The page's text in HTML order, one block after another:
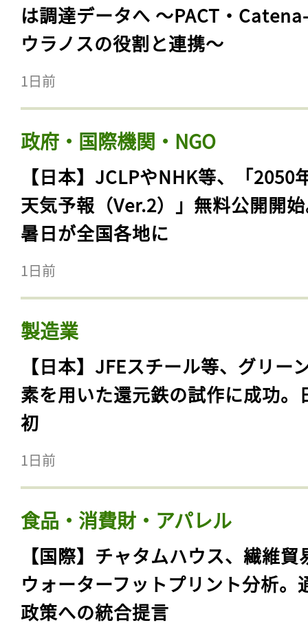
は調達データへ 〜PACT・
ウラノスの役割と連携〜
1日前
政府・国際機関・NGO
【日本】JCLPやNHK等、「2050
天気予報（Ver.2）」無料公開開
暑日が全国各地に
1日前
製造業
【日本】JFEスチール等、グリー
素を用いた還元鉄の試作に成功。
初
1日前
食品・消費財・アパレル
【国際】チャタムハウス、繊維貿
ウォーターフットプリント分析。
政策への統合提言